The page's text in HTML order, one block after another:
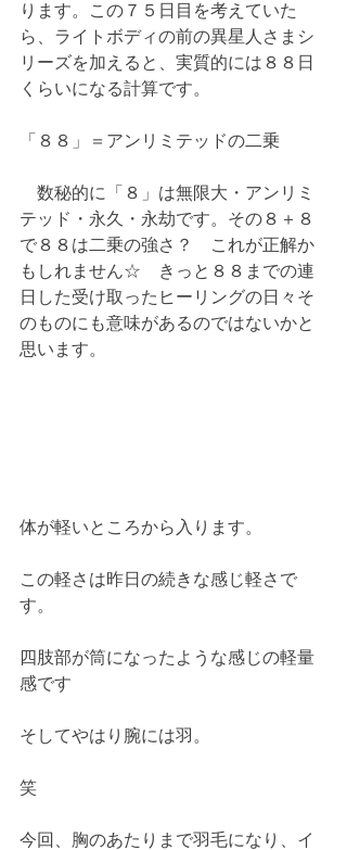
ります。この７５日目を考えていた
ら、ライトボディの前の異星人さまシ
リーズを加えると、実質的には８８日
くらいになる計算です。
「８８」＝アンリミテッドの二乗
数秘的に「８」は無限大・アンリミ
テッド・永久・永劫です。その８＋８
で８８は二乗の強さ？　これが正解か
もしれません☆　きっと８８までの連
日した受け取ったヒーリングの日々そ
のものにも意味があるのではないかと
思います。
体が軽いところから入ります。
この軽さは昨日の続きな感じ軽さで
す。
四肢部が筒になったような感じの軽量
感です
そしてやはり腕には羽。
笑
今回、胸のあたりまで羽毛になり、イ